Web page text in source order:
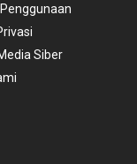
Siber